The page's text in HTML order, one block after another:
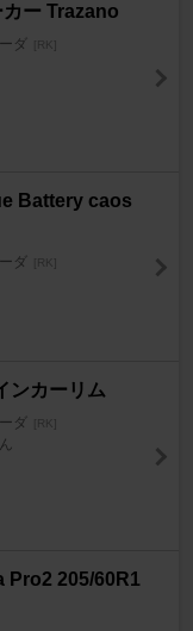
ー Trazano
ダ [RK]
Battery caos
ダ [RK]
ンカーリム
ダ [RK]
Pro2 205/60R1